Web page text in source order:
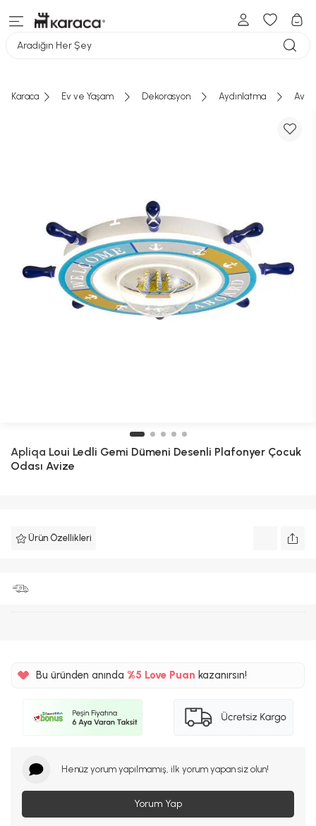
Aradığın Her Şey
Karaca Ev ve Yaşam Dekorasyon Aydınlatma
Apliqa Loui Ledli Gemi Dümeni Desenli Plafonyer Çocuk
Odası Avize
Ürün Özellikleri
Bu üründen anında %5
%5
Love Puan kazanırsın!
Henüz yorum yapılmamış, ilk yorum yapan siz olun!
Yorum Yap